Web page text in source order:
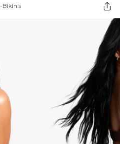
Bikinis